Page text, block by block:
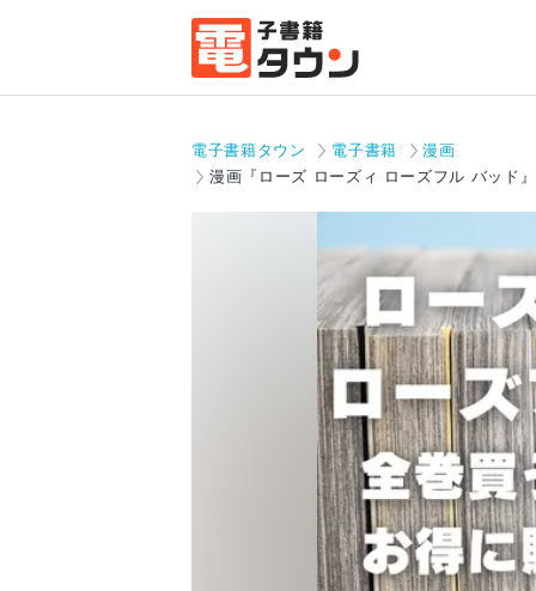
電子書籍タウン 電子書籍
漫画
漫画『ローズ ローズィ ローズフル バッド